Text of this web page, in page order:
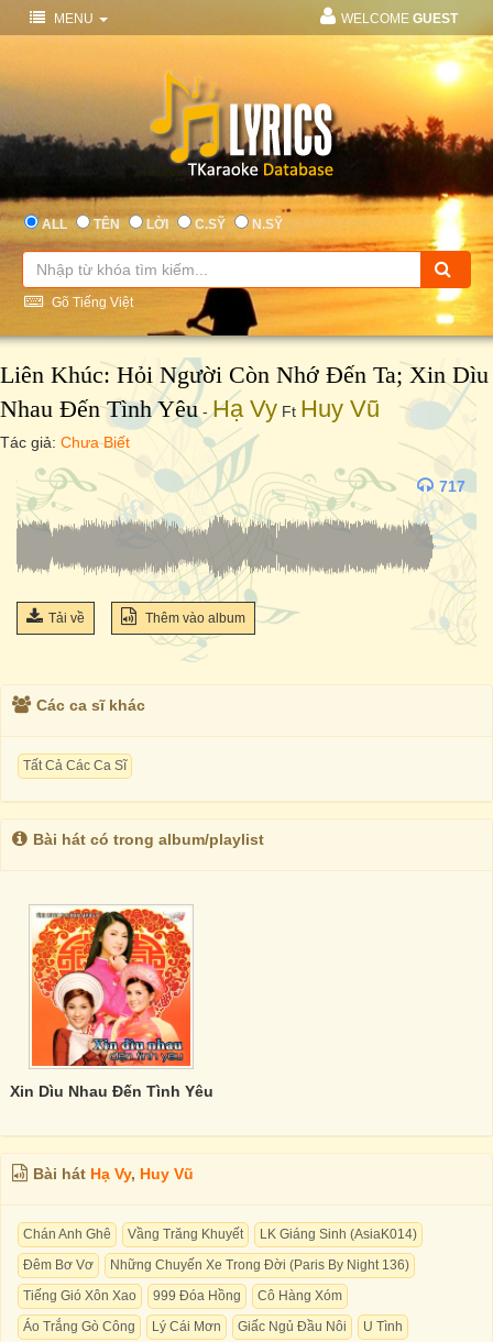
MENU WELCOME GUEST
ALL TÊN LỜI C.SỸ N.SỸ
Gõ Tiếng Việt
Liên Khúc: Hỏi Người Còn Nhớ Đến Ta; Xin Dìu
Nhau Đến Tình Yêu -Hạ Vy Ft Huy Vũ
Tác giả: Chưa Biết
717
Tải về Thêm vào album
Các ca sĩ khác
Tất Cả Các Ca Sĩ
Bài hát có trong album/playlist
Xin Dìu Nhau Đến Tình Yêu
Bài hát Hạ Vy, Huy Vũ
Chán Anh Ghê Vầng Trăng Khuyết
LK Giáng Sinh (AsiaK014)
Đêm Bơ Vơ
Những Chuyến Xe Trong Đời (Paris By Night 136)
Tiếng Gió Xôn Xao
999 Đóa Hồng
Cô Hàng Xóm
Áo Trắng Gò Công
Lý Cái Mơn Giấc Ngủ Đầu Nôi
U Tình